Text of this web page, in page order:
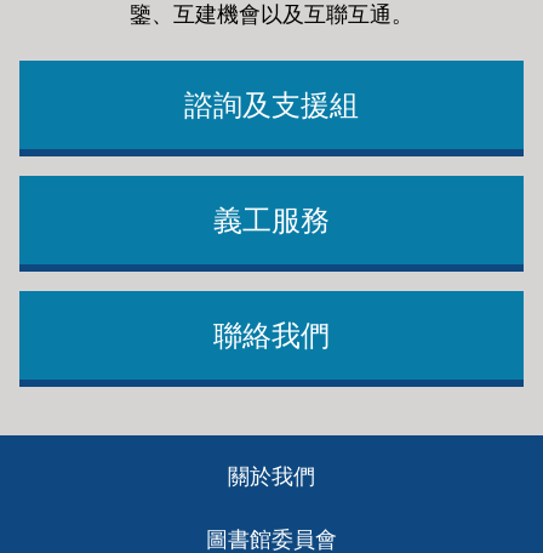
鑒、互建機會以及互聯互通 。
諮詢及支援組
義工服務
聯絡我們
關於我們
圖書館委員會